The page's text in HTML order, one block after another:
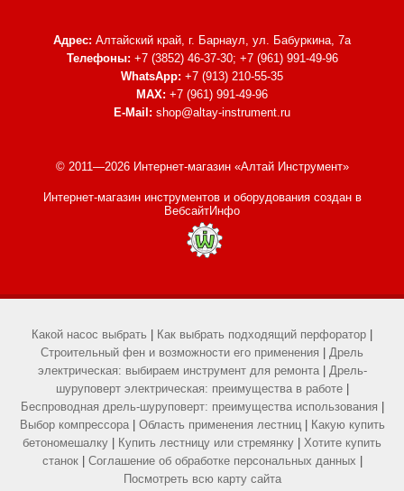
Адрес: Алтайский край, г. Барнаул, ул. Бабуркина, 7а
Телефоны: +7 (3852) 46-37-30; +7 (961) 991-49-96
WhatsApp: +7 (913) 210-55-35
MAX: +7 (961) 991-49-96
E-Mail: shop@altay-instrument.ru
© 2011—2026 Интернет-магазин «Алтай Инструмент»
Интернет-магазин инструментов и оборудованиясоздан в
ВебсайтИнфо
Какой насос выбрать Как выбрать подходящий перфоратор
Строительный фен и возможности его применения
Дрель
электрическая: выбираем инструмент для ремонта| Дрель-
шуруповерт электрическая: преимущества в работе|
Беспроводная дрель-шуруповерт: преимущества использования
Выбор компрессора| Область применения лестниц|
Какую купить
бетономешалку
Купить лестницу или стремянку
Хотите купить
станок| Соглашение об обработке персональных данных
Посмотреть всю карту сайта